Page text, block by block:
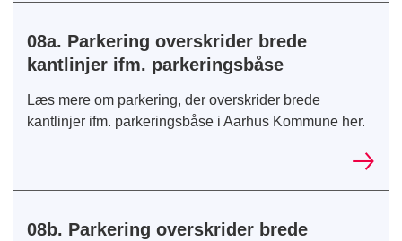
08a. Parkering overskrider brede
kantlinjer ifm. parkeringsbåse
Læs mere om parkering, der overskrider brede
kantlinjer ifm. parkeringsbåse i Aarhus Kommune her.
08b. Parkering overskrider brede